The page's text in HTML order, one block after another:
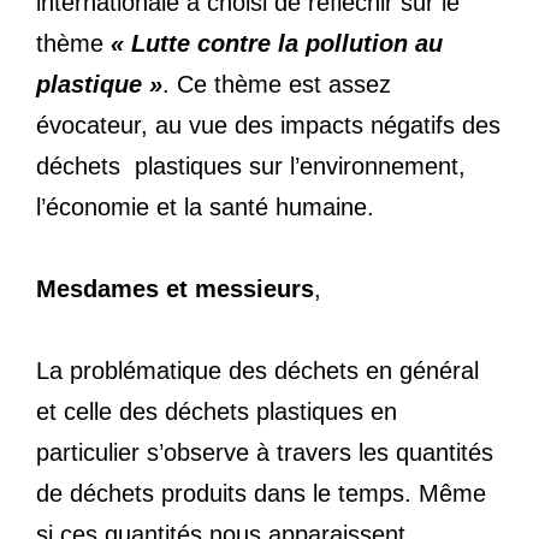
thème « Lutte contre la pollution au
plastique ». Ce thème est assez
évocateur, au vue des impacts négatifs des
déchets plastiques sur l’environnement,
l’économie et la santé humaine.
Mesdames et messieurs,
La problématique des déchets en général
et celle des déchets plastiques en
particulier s’observe à travers les quantités
de déchets produits dans le temps. Même